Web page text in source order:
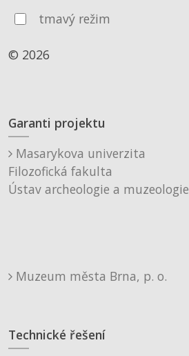
tmavý režim
© 2026
Garanti projektu
Masarykova univerzita
Filozofická fakulta
Ústav archeologie a muzeologie
Muzeum města Brna, p. o.
Technické řešení